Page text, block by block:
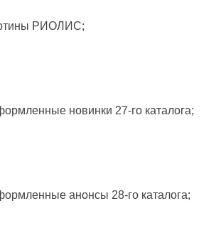
РИОЛИС;
новинки 27-го каталога;
анонсы 28-го каталога;